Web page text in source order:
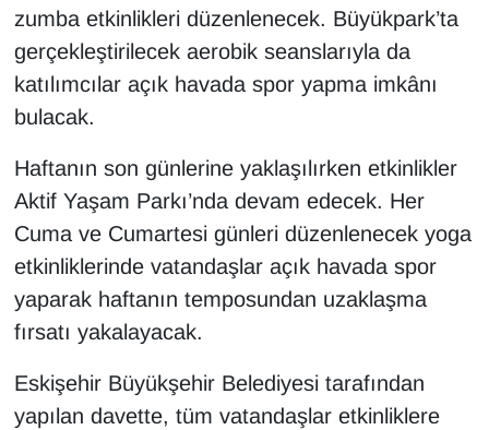
zumba etkinlikleri düzenlenecek. Büyükpark’ta
gerçekleştirilecek aerobik seanslarıyla da
katılımcılar açık havada spor yapma imkânı
bulacak.
Haftanın son günlerine yaklaşılırken etkinlikler
Aktif Yaşam Parkı’nda devam edecek. Her
Cuma ve Cumartesi günleri düzenlenecek yoga
etkinliklerinde vatandaşlar açık havada spor
yaparak haftanın temposundan uzaklaşma
fırsatı yakalayacak.
Eskişehir Büyükşehir Belediyesi tarafından
yapılan davette, tüm vatandaşlar etkinliklere